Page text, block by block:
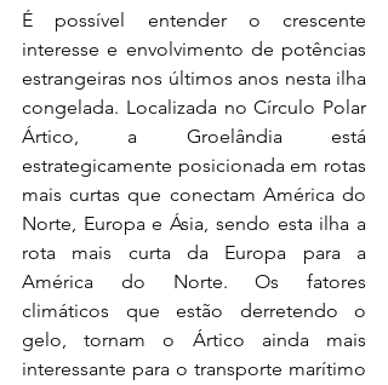
É possível entender o crescente
interesse e envolvimento de potências
estrangeiras nos últimos anos nesta ilha
congelada. Localizada no Círculo Polar
Ártico, a Groelândia está
estrategicamente posicionada em rotas
mais curtas que conectam América do
Norte, Europa e Ásia, sendo esta ilha a
rota mais curta da Europa para a
América do Norte. Os fatores
climáticos que estão derretendo o
gelo, tornam o Ártico ainda mais
interessante para o transporte marítimo